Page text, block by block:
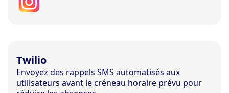
Twilio
Envoyez des rappels SMS automatisés aux
utilisateurs avant le créneau horaire prévu pour